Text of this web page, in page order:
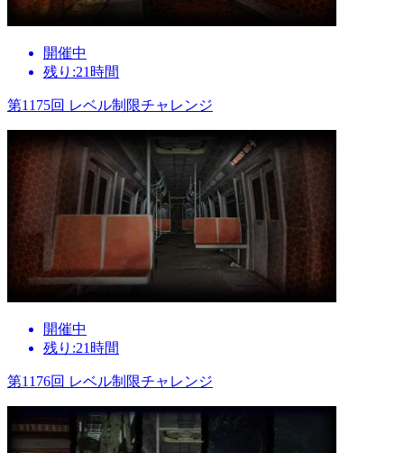
開催中
残り:21時間
第1175回 レベル制限チャレンジ
開催中
残り:21時間
第1176回 レベル制限チャレンジ